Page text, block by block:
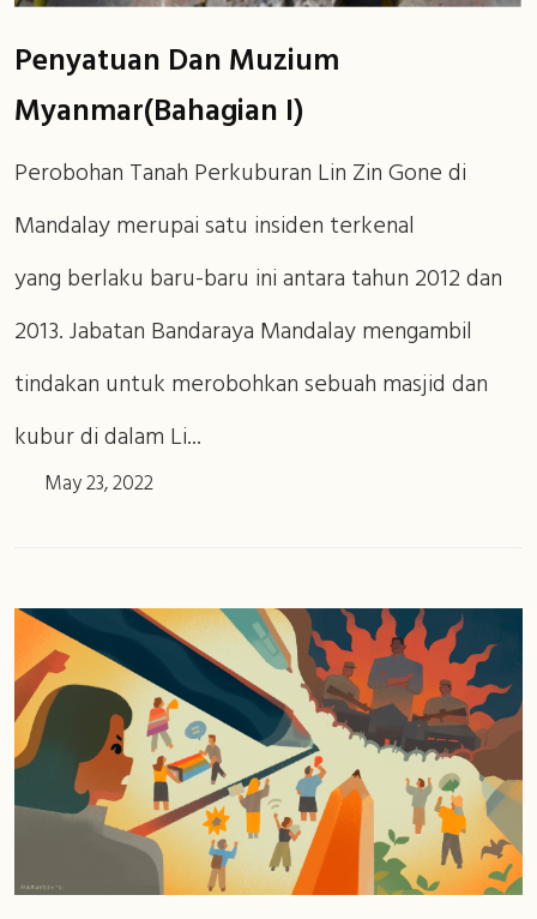
Penyatuan Dan Muzium
Myanmar(Bahagian I)
Perobohan Tanah Perkuburan Lin Zin Gone di
Mandalay merupai satu insiden terkenal
yang berlaku baru-baru ini antara tahun 2012 dan
2013. Jabatan Bandaraya Mandalay mengambil
tindakan untuk merobohkan sebuah masjid dan
kubur di dalam Li...
May 23, 2022